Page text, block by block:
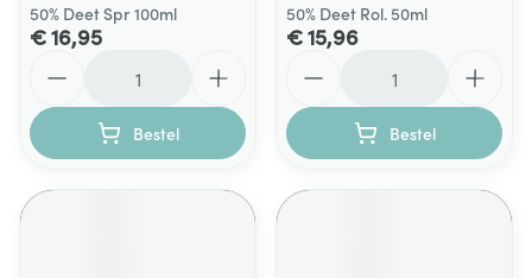
50% Deet Spr 100ml
€ 16,95
Bestel
50% Deet Rol. 50ml
€ 15,96
Bestel